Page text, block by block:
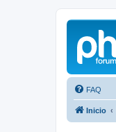
FAQ
Inicio